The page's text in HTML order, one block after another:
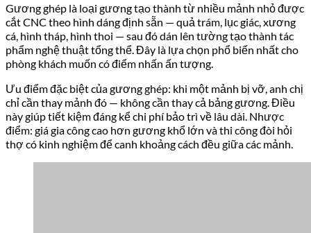
Gương ghép là loại gương tạo thành từ nhiều mảnh nhỏ được
cắt CNC theo hình dáng định sẵn — quả trám, lục giác, xương
cá, hình tháp, hình thoi — sau đó dán lên tường tạo thành tác
phẩm nghệ thuật tổng thể. Đây là lựa chọn phổ biến nhất cho
phòng khách muốn có điểm nhấn ấn tượng.
Ưu điểm đặc biệt của gương ghép: khi một mảnh bị vỡ, anh chị
chỉ cần thay mảnh đó — không cần thay cả bảng gương. Điều
này giúp tiết kiệm đáng kể chi phí bảo trì về lâu dài. Nhược
điểm: giá gia công cao hơn gương khổ lớn và thi công đòi hỏi
thợ có kinh nghiệm để canh khoảng cách đều giữa các mảnh.